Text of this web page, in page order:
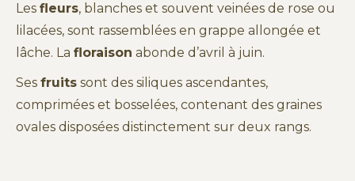
Les fleurs, blanches et souvent veinées de rose ou
lilacées, sont rassemblées en grappe allongée et
lâche. La floraison abonde d’avril à juin.
Ses fruits sont des siliques ascendantes,
comprimées et bosselées, contenant des graines
ovales disposées distinctement sur deux rangs.